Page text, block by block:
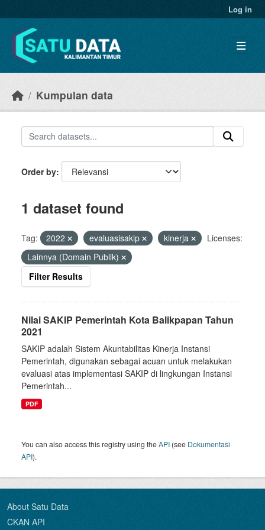
Log in
Kumpulan data
Order by
1 dataset found
Tag: 2022 evaluasisakip kinerja
Licenses:
Lainnya (Domain Publik)
Filter Results
Nilai SAKIP Pemerintah Kota Balikpapan Tahun
2021
SAKIP adalah Sistem Akuntabilitas Kinerja Instansi
Pemerintah, digunakan sebagai acuan untuk melakukan
evaluasi atas implementasi SAKIP di lingkungan Instansi
Pemerintah...
PDF
You can also access this registry using theAPI (see Dokumentasi
API).
About Satu Data
CKAN API